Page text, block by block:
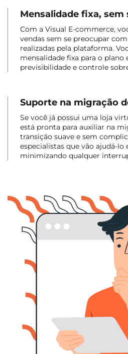
Mensalidade fixa, sem
Com a Visual E-commerce,
vendas sem se preocupar
realizadas pela plataforma.
mensalidade fixa para o
previsibilidade e controle
Suporte na migração
Se você já possui uma loja
está pronta para auxiliar na
transição suave e sem
especialistas que vão ajudá-lo
minimizando qualquer